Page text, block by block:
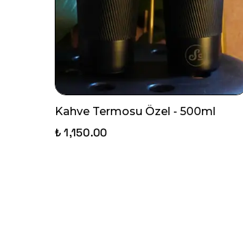
Kahve Termosu Özel - 500ml
₺ 1,150.00